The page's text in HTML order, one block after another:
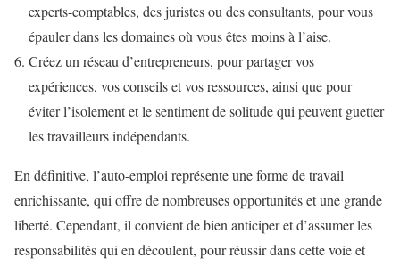
experts-comptables, des juristes ou des consultants, pour vous
épauler dans les domaines où vous êtes moins à l’aise.
Créez un réseau d’entrepreneurs, pour partager vos
expériences, vos conseils et vos ressources, ainsi que pour
éviter l’isolement et le sentiment de solitude qui peuvent guetter
les travailleurs indépendants.
En définitive, l’auto-emploi représente une forme de travail
enrichissante, qui offre de nombreuses opportunités et une grande
liberté. Cependant, il convient de bien anticiper et d’assumer les
responsabilités qui en découlent, pour réussir dans cette voie et